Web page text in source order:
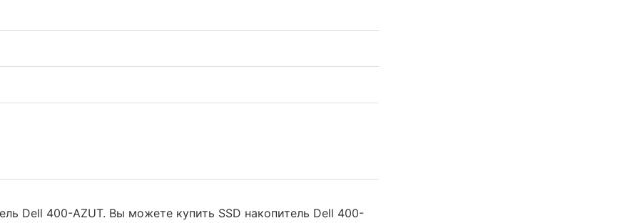
Dell 400-AZUT. Вы можете купить SSD накопитель Dell 400-